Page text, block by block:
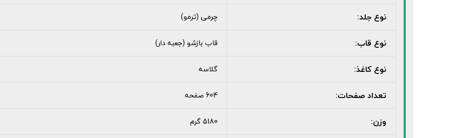
نوع جلد: چرمی (ترمو)
نوع قاب: قاب بازشو (جعبه دار)
نوع کاغذ: گلاسه
تعداد صفحات: 604 صفحه
وزن: 5180 گرم